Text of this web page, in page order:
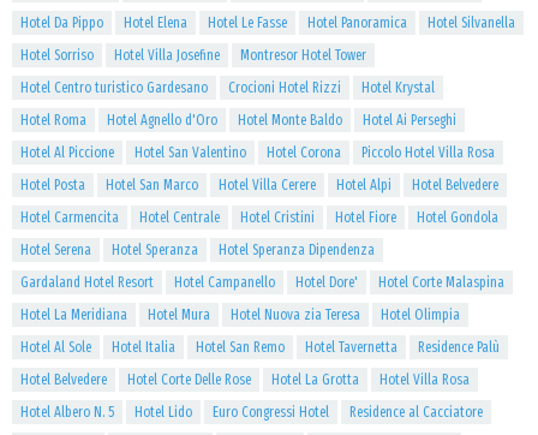
Hotel Da Pippo
Hotel Elena Hotel Le Fasse Hotel Panoramica
Hotel Silvanella
Hotel Sorriso
Hotel Villa Josefine
Montresor Hotel Tower
Hotel Centro turistico Gardesano
Crocioni Hotel Rizzi
Hotel Krystal
Hotel Roma
Hotel Agnello d'Oro Hotel Monte Baldo
Hotel Ai Perseghi
Hotel Al Piccione
Hotel San Valentino Hotel Corona
Piccolo Hotel Villa Rosa
Hotel Posta
Hotel San Marco Hotel Villa Cerere Hotel Alpi
Hotel Belvedere
Hotel Carmencita
Hotel Centrale Hotel Cristini Hotel Fiore
Hotel Gondola
Hotel Serena
Hotel Speranza
Hotel Speranza Dipendenza
Gardaland Hotel Resort
Hotel Campanello Hotel Dore'
Hotel Corte Malaspina
Hotel La Meridiana
Hotel Mura Hotel Nuova zia Teresa
Hotel Olimpia
Hotel Al Sole
Hotel Italia Hotel San Remo Hotel Tavernetta
Residence Palù
Hotel Belvedere
Hotel Corte Delle Rose Hotel La Grotta
Hotel Villa Rosa
Hotel Albero N. 5
Hotel Lido Euro Congressi Hotel
Residence al Cacciatore